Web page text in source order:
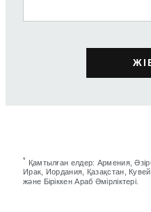
* Қамтылған елдер: Армения,
Ирак, Иордания, Қазақстан,
және Біріккен Араб Әмірліктері.